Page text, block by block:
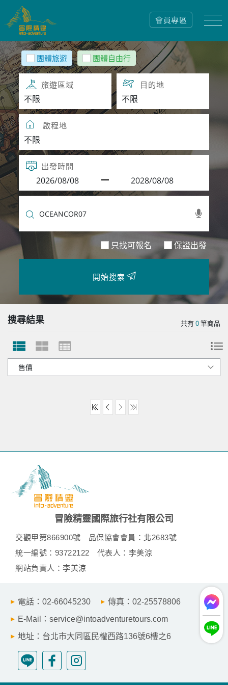
會員專區
團體旅遊 團體自由行
旅遊區域 目的地
啟程地
出發時間
只找可報名 保證出發
開始搜索
搜尋結果 共有0筆商品
冒險精靈國際旅行社有限公司
交觀甲第866900號
品保協會會員：北2683號
統一編號：93722122
代表人：李美涼
網站負責人：李美涼
電話：02-66045230
傳真：02-25578806
E-Mail：service@intoadventuretours.com
地址：台北市大同區民權西路136號6樓之6